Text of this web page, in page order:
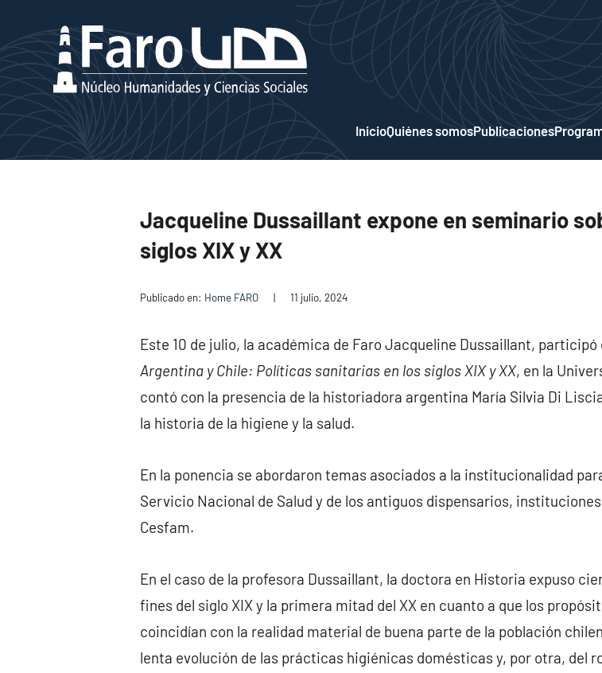
InicioQuiénes somosPublicaciones
Jacqueline Dussaillant expone en seminario
siglos XIX y XX
Publicado en: Home FARO | 11 julio, 2024
Este 10 de julio, la académica de Faro Jacqueline Dussaillant, participó
Argentina y Chile: Políticas sanitarias en los siglos XIX y XX, en la
contó con la presencia de la historiadora argentina María Silvia Di
la historia de la higiene y la salud.
En la ponencia se abordaron temas asociados a la institucionalidad
Servicio Nacional de Salud y de los antiguos dispensarios,
Cesfam.
En el caso de la profesora Dussaillant, la doctora en Historia expuso
fines del siglo XIX y la primera mitad del XX en cuanto a que los
coincidían con la realidad material de buena parte de la población
lenta evolución de las prácticas higiénicas domésticas y, por otra, del